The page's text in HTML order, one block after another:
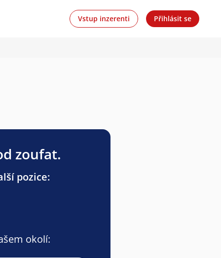
Vstup inzerenti Přihlásit se
zoufat.
pozice:
okolí: